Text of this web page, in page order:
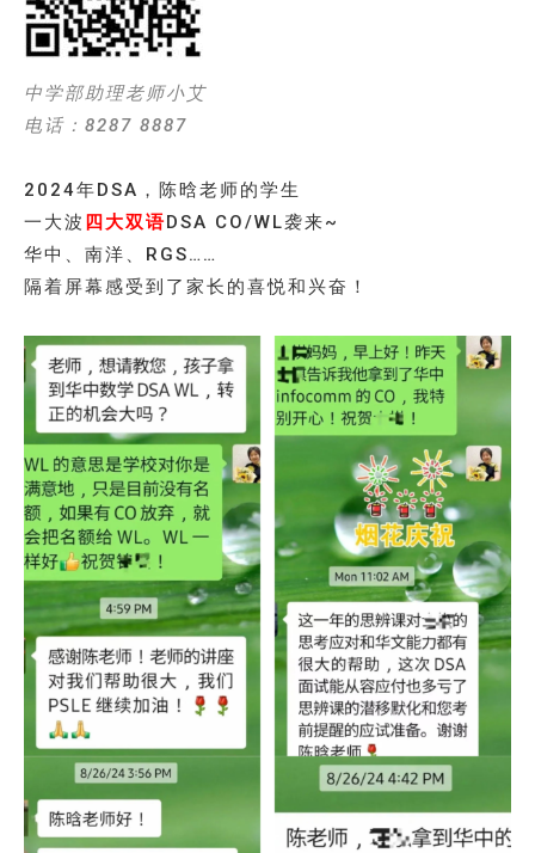
中学部助理老师小艾
电话：8287 8887
2024年DSA，陈晗老师的学生
一大波 四大双语DSA CO/WL袭来~
华中、南洋、RGS……
隔着屏幕感受到了家长的喜悦和兴奋！